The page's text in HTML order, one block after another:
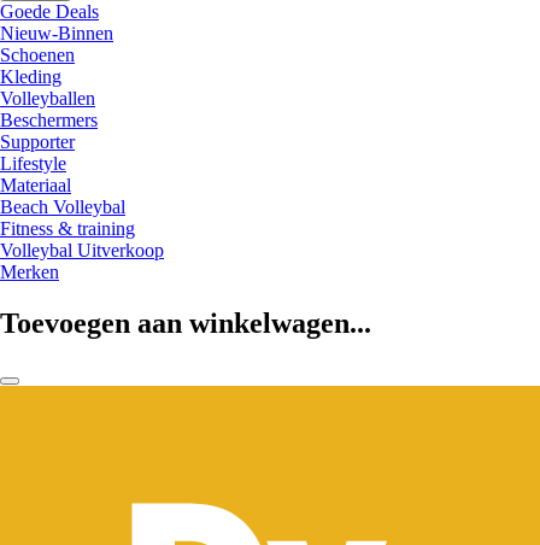
Goede Deals
Nieuw-Binnen
Schoenen
Kleding
Volleyballen
Beschermers
Supporter
Lifestyle
Materiaal
Beach Volleybal
Fitness & training
Volleybal Uitverkoop
Merken
Toevoegen aan winkelwagen...